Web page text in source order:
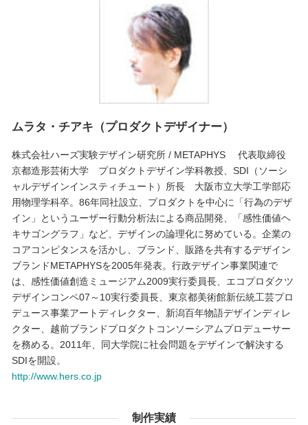
ムラタ・チアキ（プロダクトデザイナー）
株式会社ハーズ実験デザイン研究所 / METAPHYS 代表取締役
京都造形芸術大学 プロダクトデザイン学科教授、SDI（ソーシ
ャルデザインインスティチュート）所長 大阪市立大学工学部応
用物理学科卒。86年同社設立、プロダクトを中心に「行為のデザ
イン」というユーザー行動分析法による商品開発、「感性価値ヘ
キサゴングラフ」など、デザインの論理化に努めている。企業の
コアコンピタンスを活かし、ブランド、販路を共有するデザイン
ブランドMETAPHYSを2005年発表。行政デザイン事業関連で
は、感性価値創造ミュージアム2009実行委員長、エコプロダクツ
デザインコンペ07～10実行委員長、東京都美術館新伝統工芸プロ
デュース事業アートディレクター、新潟百年物語デザインディレ
クター、越前ブランドプロダクトコンソーシアムプロデューサー
を務める。2011年、同大学院に社会問題をデザインで解決する
SDIを開設。
http://www.hers.co.jp
制作実績